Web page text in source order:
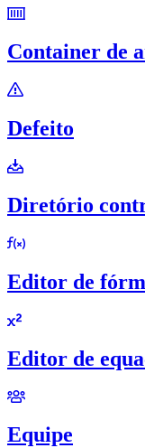
Container de
Defeito
Diretório
Editor de
Editor de
Equipe